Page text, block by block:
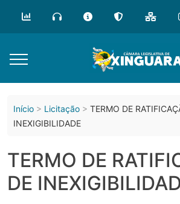
conteúdo
Início Licitação
TERMO DE
INEXIGIBILIDADE
TERMO DE
DE